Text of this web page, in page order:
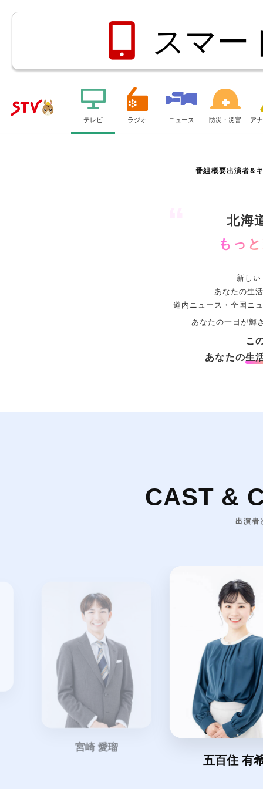
スマー
メ
ニ
ー
テレビ ラジオ ニュース 防災・災害 ア
番組概要出演者&
北海
もっ
新しい
あなたの生
道内ニュース・全国ニ
あなたの一日が輝
こ
あなたの生
CAST &
出演者
宮崎 愛瑠
五百住 有希